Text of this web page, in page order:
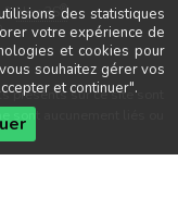
&New3S ®
sur ce site sont
sont aucunement liés ou
des statistiques
votre expérience de
et cookies pour
souhaitez gérer vos
et continuer".